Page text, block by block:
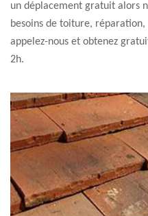
un déplacement gratuit alors
besoins de toiture,
appelez-nous et obtenez
2h.